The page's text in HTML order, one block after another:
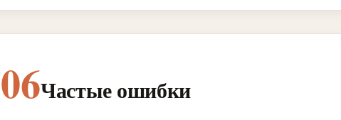
06Частые ошибки